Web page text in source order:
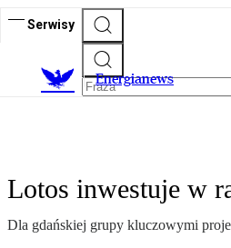
Serwisy
Energianews
Lotos inwestuje w
Dla gdańskiej grupy kluczowymi